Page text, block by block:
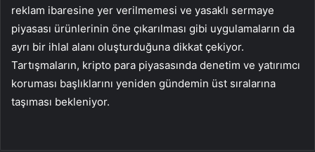
reklam ibaresine yer verilmemesi ve yasaklı sermaye
piyasası ürünlerinin öne çıkarılması gibi uygulamaların da
ayrı bir ihlal alanı oluşturduğuna dikkat çekiyor.
Tartışmaların, kripto para piyasasında denetim ve yatırımcı
koruması başlıklarını yeniden gündemin üst sıralarına
taşıması bekleniyor.